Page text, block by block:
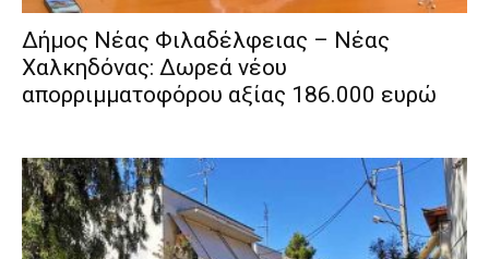
Δήμος Νέας Φιλαδέλφειας – Νέας
Χαλκηδόνας: Δωρεά νέου
απορριμματοφόρου αξίας 186.000 ευρώ